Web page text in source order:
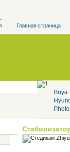
Главная страница
Boya